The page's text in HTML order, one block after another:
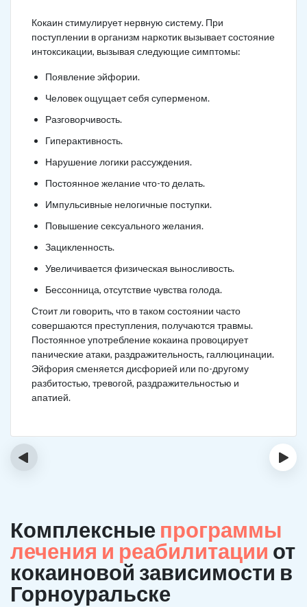
Кокаин стимулирует нервную систему. При
поступлении в организм наркотик вызывает состояние
интоксикации, вызывая следующие симптомы:
Появление эйфории.
Человек ощущает себя суперменом.
Разговорчивость.
Гиперактивность.
Нарушение логики рассуждения.
Постоянное желание что-то делать.
Импульсивные нелогичные поступки.
Повышение сексуального желания.
Зацикленность.
Увеличивается физическая выносливость.
Бессонница, отсутствие чувства голода.
Стоит ли говорить, что в таком состоянии часто
совершаются преступления, получаются травмы.
Постоянное употребление кокаина провоцирует
панические атаки, раздражительность, галлюцинации.
Эйфория сменяется дисфорией или по-другому
разбитостью, тревогой, раздражительностью и
апатией.
‹ ›
Комплексные программы
лечения и реабилитации от
кокаиновой зависимости в
Горноуральске